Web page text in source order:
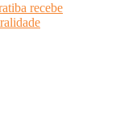
recebe